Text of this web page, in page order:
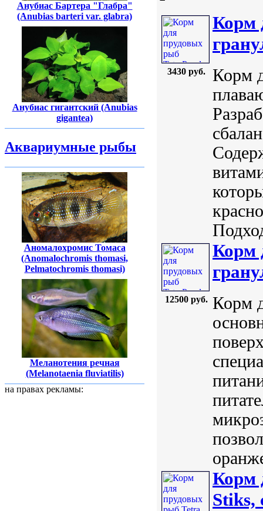
Анубиас Бартера "Глабра"
(Anubias barteri var. glabra)
Анубиас гигантский (Anubias
gigantea)
Аквариумные рыбы
Аномалохромис Томаса
(Anomalochromis thomasi,
Pelmatochromis thomasi)
Меланотения речная
(Melanotaenia fluviatilis)
на правах рекламы:
3430 руб.
Корм
Корм
12500 руб.
Корм
Корм
Корм
Stiks,